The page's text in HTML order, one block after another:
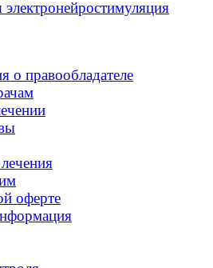
о правообладателе
оферте